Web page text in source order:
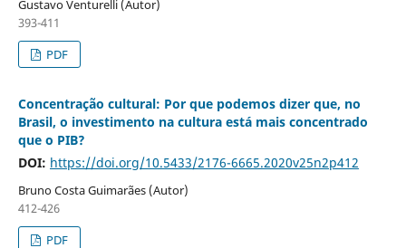
Gustavo Venturelli (Autor)
393-411
PDF
Concentração cultural: Por que podemos dizer que, no
Brasil, o investimento na cultura está mais concentrado
que o PIB?
DOI: https://doi.org/10.5433/2176-6665.2020v25n2p412
Bruno Costa Guimarães (Autor)
412-426
PDF